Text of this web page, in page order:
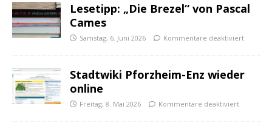
Lesetipp: „Die Brezel“ von Pascal
Cames
Samstag, 6. Juni 2026 Kommentare deaktiviert
Stadtwiki Pforzheim-Enz wieder
online
Freitag, 8. Mai 2026 Kommentare deaktiviert